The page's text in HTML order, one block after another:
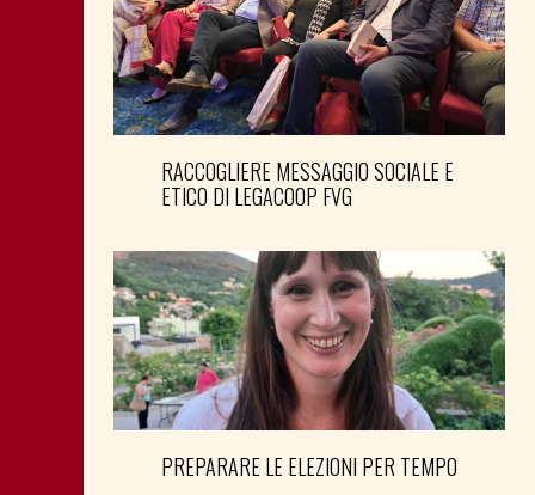
RACCOGLIERE MESSAGGIO SOCIALE E
ETICO DI LEGACOOP FVG
PREPARARE LE ELEZIONI PER TEMPO